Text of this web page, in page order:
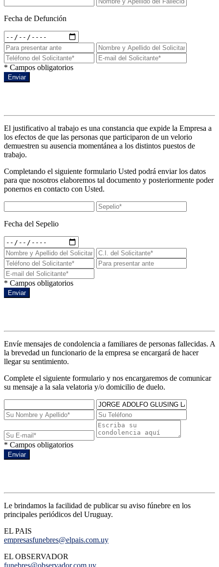
Fecha de Defunción
* Campos obligatorios
Enviar
El justificativo al trabajo es una constancia que expide la Empresa a
los efectos de que las personas que participaron de un velorio
demuestren su ausencia momentánea a los distintos puestos de
trabajo.
Completando el siguiente formulario Usted podrá enviar los datos
para que nosotros elaboremos tal documento y posteriormente poder
ponernos en contacto con Usted.
Fecha del Sepelio
* Campos obligatorios
Enviar
Envíe mensajes de condolencia a familiares de personas fallecidas. A
la brevedad un funcionario de la empresa se encargará de hacer
llegar su sentimiento.
Complete el siguiente formulario y nos encargaremos de comunicar
su mensaje a la sala velatoria y/o domicilio de duelo.
* Campos obligatorios
Enviar
Le brindamos la facilidad de publicar su aviso fúnebre en los
principales periódicos del Uruguay.
EL PAIS
empresasfunebres@elpais.com.uy
EL OBSERVADOR
funebres@observador.com.uy